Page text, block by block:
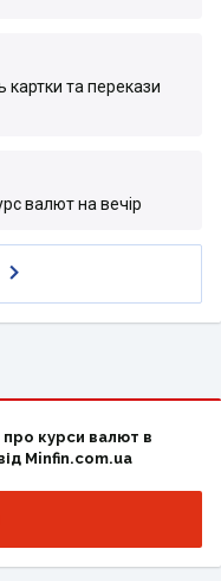
картки та перекази
валют на вечір
про курси валют в
Minfin.com.ua